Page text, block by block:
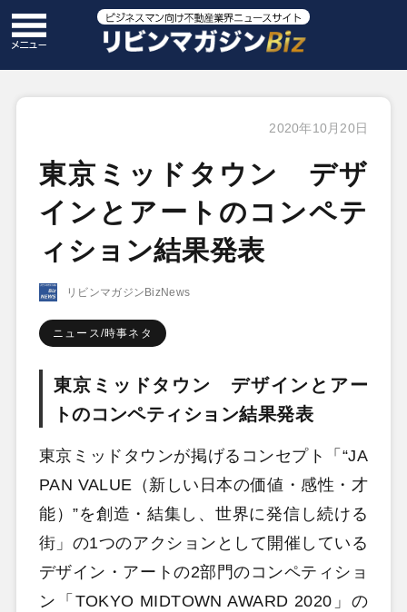
2020年10月20日
東京ミッドタウン デザ
インとアートのコンペテ
ィション結果発表
リビンマガジンBizNews
ニュース/時事ネタ
東京ミッドタウン デザインとアー
トのコンペティション結果発表
東京ミッドタウンが掲げるコンセプト「“JA
PAN VALUE（新しい日本の価値・感性・才
能）”を創造・結集し、世界に発信し続ける
街」の1つのアクションとして開催している
デザイン・アートの2部門のコンペティショ
ン「TOKYO MIDTOWN AWARD 2020」の